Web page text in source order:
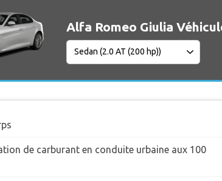
Alfa Romeo Giulia
de carburant en conduite urbaine aux 100